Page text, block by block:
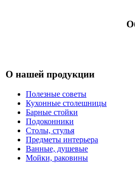
О нашей продукции
Полезные советы
Кухонные столешницы
Барные стойки
Подоконники
Столы, стулья
Предметы интерьера
Ванные, душевые
Мойки, раковины